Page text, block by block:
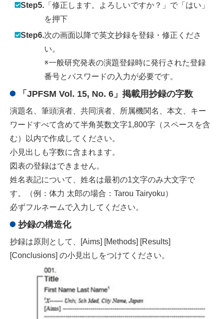
Step5. 「修正します。よろしいですか？」で「はい」
を押下
Step6.次の画面以降で英文抄録を登録・修正くださ
い。
※一般研究発表の演題登録時に発行された登録
番号とパスワードの入力が必要です。
「JPFSM Vol. 15, No. 6」掲載用抄録の字数
演題名、筆頭演者、共同演者、所属機関名、本文、キー
ワードすべて含めて半角英数文字1,800字（スペースを含
む）以内で作成してください。
小見出しも字数に含まれます。
図表の登録はできません。
姓名表記について、姓名は最初の1文字のみ大文字で
す。（例：体力 太郎の場合：Tarou Tairyoku）
必ずフルネームで入力してください。
抄録の構造化
抄録は原則として、[Aims] [Methods] [Results]
[Conclusions] の小見出しをつけてください。